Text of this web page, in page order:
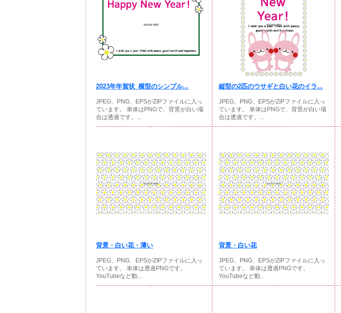
2023年年賀状_横型のシンプル...
JPEG、PNG、EPSがZIPファイルに入っ
ています。 単体はPNGで、背景が白い場
合は透過です。...
縦型の2匹のウサギと白い花のイラ...
JPEG、PNG、EPSがZIPファイルに入っ
ています。 単体はPNGで、背景が白い場
合は透過です。...
背景・白い花・薄い
JPEG、PNG、EPSがZIPファイルに入っ
ています。 単体は透過PNGです。
YouTubeなど動...
背景・白い花
JPEG、PNG、EPSがZIPファイルに入っ
ています。 単体は透過PNGです。
YouTubeなど動...